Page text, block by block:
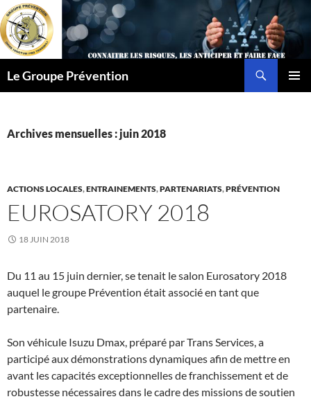
Aller
au
contenu
Le Groupe Prévention
Archives mensuelles : juin 2018
ACTIONS LOCALES,ENTRAINEMENTS,PARTENARIATS,PRÉVENTION
EUROSATORY 2018
18 JUIN 2018
Du 11 au 15 juin dernier, se tenait le salon Eurosatory 2018
auquel le groupe Prévention était associé en tant que
partenaire.
Son véhicule Isuzu Dmax, préparé par Trans Services, a
participé aux démonstrations dynamiques afin de mettre en
avant les capacités exceptionnelles de franchissement et de
robustesse nécessaires dans le cadre des missions de soutien